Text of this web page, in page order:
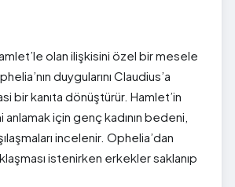
olan ilişkisini özel bir mesele
duygularını Claudius’a
bir kanıta dönüştürür. Hamlet’in
için genç kadının bedeni,
incelenir. Ophelia’dan
istenirken erkekler saklanıp